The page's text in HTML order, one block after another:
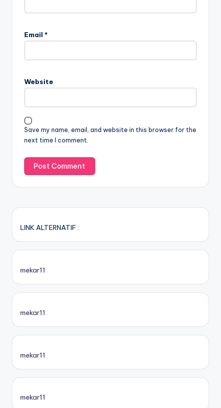
Email *
Website
Save my name, email, and website in this browser for the
next time I comment.
LINK ALTERNATIF :
mekar11
mekar11
mekar11
mekar11